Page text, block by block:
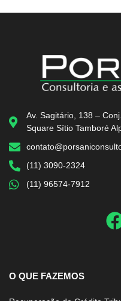
Av. Sagitário, 138 –
Square Sítio Tamboré
(11) 3090-2324
(11) 96574-7912
O QUE FAZEMOS